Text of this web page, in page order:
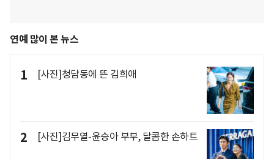
연예 많이 본 뉴스
1 [사진]청담동에 뜬 김희애
2 [사진]김무열-윤승아 부부, 달콤한 손하트